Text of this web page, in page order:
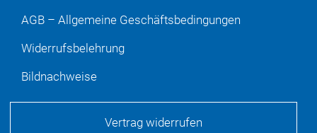
AGB – Allgemeine Geschäftsbedingungen
Widerrufsbelehrung
Bildnachweise
Vertrag widerrufen